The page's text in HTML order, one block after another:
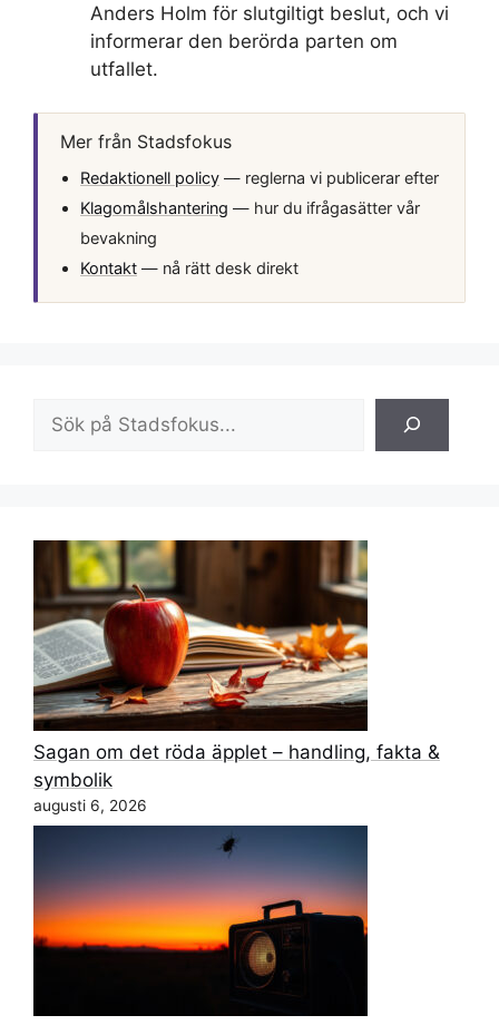
Anders Holm för slutgiltigt beslut, och vi
informerar den berörda parten om
utfallet.
Mer från Stadsfokus
Redaktionell policy — reglerna vi publicerar efter
Klagomålshantering — hur du ifrågasätter vår
bevakning
Kontakt — nå rätt desk direkt
Sagan om det röda äpplet – handling, fakta &
symbolik
augusti 6, 2026